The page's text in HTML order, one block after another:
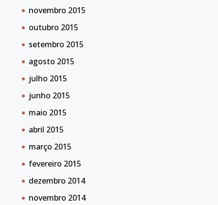
novembro 2015
outubro 2015
setembro 2015
agosto 2015
julho 2015
junho 2015
maio 2015
abril 2015
março 2015
fevereiro 2015
dezembro 2014
novembro 2014